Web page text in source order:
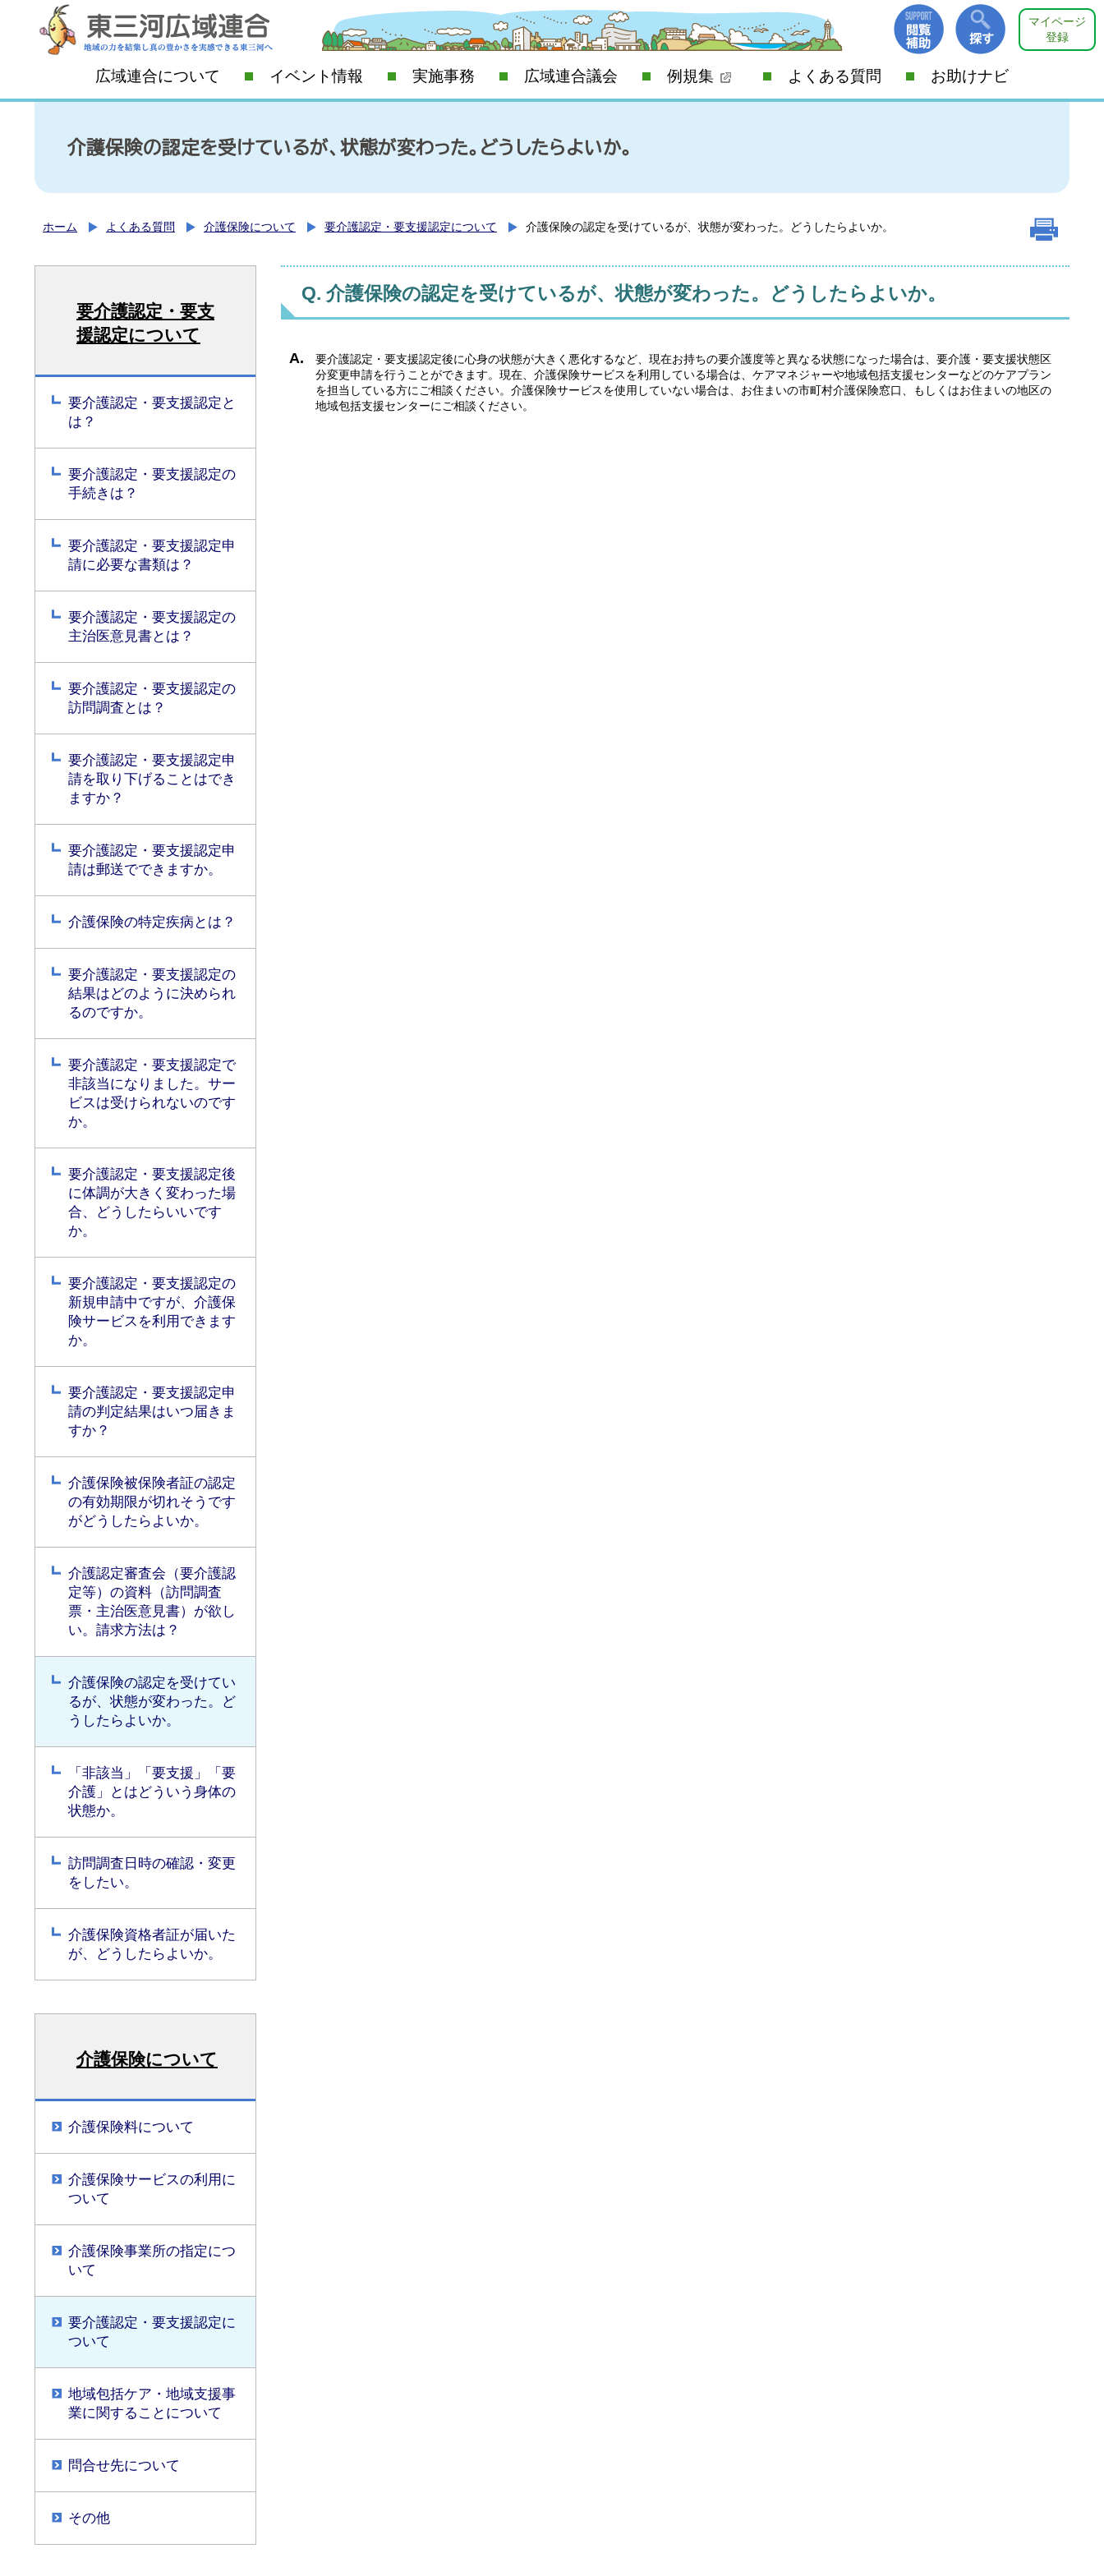
マイページ
登録
広域連合について イベント情報 実施事務 広域連合議会 例規集 よくある質問 お助けナビ
介護保険の認定を受けているが、状態が変わった。どうしたらよいか。
ホーム よくある質問 介護保険について 要介護認定・要支援認定について 介護保険の認定を受けているが、状態が変わった。どうしたらよいか。
要介護認定・要支
援認定について
要介護認定・要支援認定と
は？
要介護認定・要支援認定の
手続きは？
要介護認定・要支援認定申
請に必要な書類は？
要介護認定・要支援認定の
主治医意見書とは？
要介護認定・要支援認定の
訪問調査とは？
要介護認定・要支援認定申
請を取り下げることはでき
ますか？
要介護認定・要支援認定申
請は郵送でできますか。
介護保険の特定疾病とは？
要介護認定・要支援認定の
結果はどのように決められ
るのですか。
要介護認定・要支援認定で
非該当になりました。サー
ビスは受けられないのです
か。
要介護認定・要支援認定後
に体調が大きく変わった場
合、どうしたらいいです
か。
要介護認定・要支援認定の
新規申請中ですが、介護保
険サービスを利用できます
か。
要介護認定・要支援認定申
請の判定結果はいつ届きま
すか？
介護保険被保険者証の認定
の有効期限が切れそうです
がどうしたらよいか。
介護認定審査会（要介護認
定等）の資料（訪問調査
票・主治医意見書）が欲し
い。請求方法は？
介護保険の認定を受けてい
るが、状態が変わった。ど
うしたらよいか。
「非該当」「要支援」「要
介護」とはどういう身体の
状態か。
訪問調査日時の確認・変更
をしたい。
介護保険資格者証が届いた
が、どうしたらよいか。
介護保険について
介護保険料について
介護保険サービスの利用に
ついて
介護保険事業所の指定につ
いて
要介護認定・要支援認定に
ついて
地域包括ケア・地域支援事
業に関することについて
問合せ先について
その他
介護保険の認定を受けているが、状態が変わった。どうしたらよいか。
要介護認定・要支援認定後に心身の状態が大きく悪化するなど、現在お持ちの要介護度等と異なる状態になった場合は、要介護・要支援状態区
分変更申請を行うことができます。現在、介護保険サービスを利用している場合は、ケアマネジャーや地域包括支援センターなどのケアプラン
を担当している方にご相談ください。介護保険サービスを使用していない場合は、お住まいの市町村介護保険窓口、もしくはお住まいの地区の
地域包括支援センターにご相談ください。